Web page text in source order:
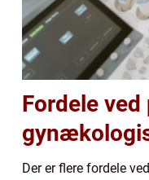
Fordele ved
Der er flere fordele